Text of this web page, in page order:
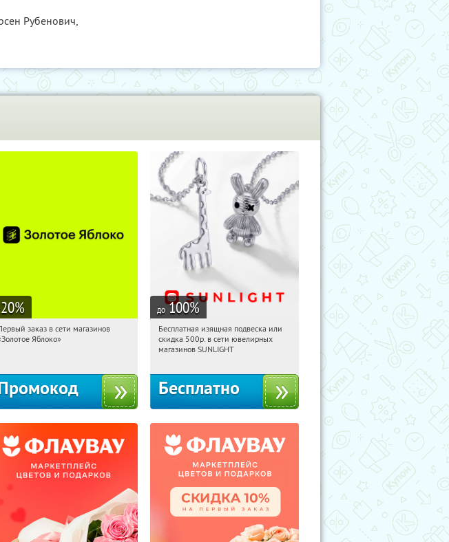
Рубенович,
%
00:06:51
Получи первым!
заказ в сети магазинов
Яблоко»
до 100%
00:06:51 Получили:
Россия
Бесплатная изящная подвеска или
скидка 500р. в сети ювелирных
магазинов SUNLIGHT
Бесплатно